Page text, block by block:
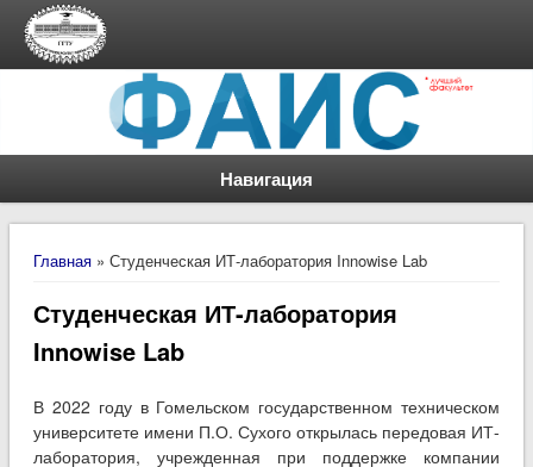
Навигация
Вы здесь
Главная» Студенческая ИТ-лаборатория Innowise Lab
Студенческая ИТ-лаборатория
Innowise Lab
В 2022 году в Гомельском государственном техническом
университете имени П.О. Сухого открылась передовая ИТ-
лаборатория, учрежденная при поддержке компании